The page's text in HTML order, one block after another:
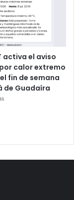
activa el aviso
calor extremo
fin de semana
de Guadaíra